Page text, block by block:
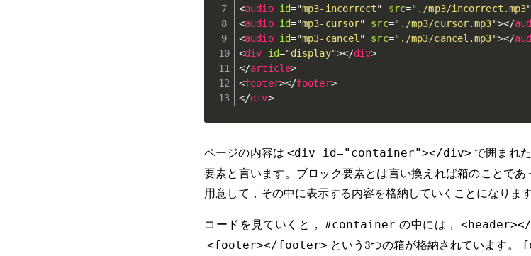
<audio id="mp3-incorrect" src=" ./mp3/incorrect.mp3
<audio id="mp3-cursor" src=" ./mp3/cursor.mp3"></
<audio id="mp3-cancel " src=" ./mp3/cancel.mp3"></
<div id="display"></div>
</article>
<footer></footer>
</div>
ページの内容は <div id="container"></div> で囲まれ
要素と言います。ブロック要素とは言い換えれば箱のことで
用意して，その中に表示する内容を格納していくことになります
コードを見ていくと， #container の中には，
<footer></footer> という3つの箱が格納されています。